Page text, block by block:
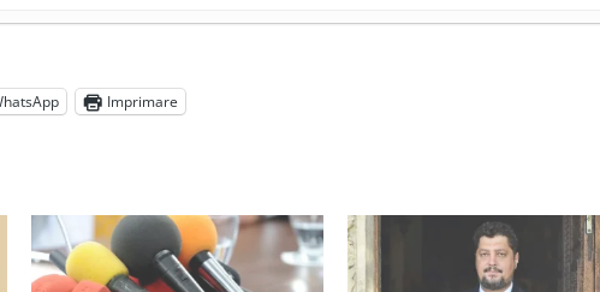
președintele Ucrainei, Volodymyr Zelensky
- 21 aprilie 2026
Bustul poetului Octavian Goga, înlăturat din Iași
Imprimare